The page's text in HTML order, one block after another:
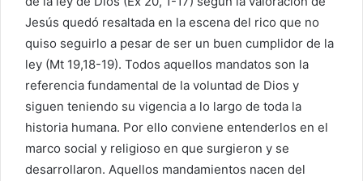
Jesús quedó resaltada en la escena del rico que no
quiso seguirlo a pesar de ser un buen cumplidor de la
ley (Mt 19,18-19). Todos aquellos mandatos son la
referencia fundamental de la voluntad de Dios y
siguen teniendo su vigencia a lo largo de toda la
historia humana. Por ello conviene entenderlos en el
marco social y religioso en que surgieron y se
desarrollaron. Aquellos mandamientos nacen del